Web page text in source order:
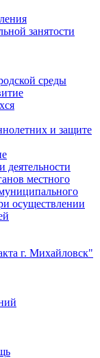
занятости
среды
и защите
деятельности
местного
осуществлении
г. Михайловск"